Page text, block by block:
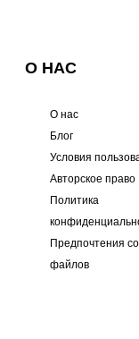
О НАС
О нас
Блог
Условия
Авторское право
Политика
Предпочтения
файлов